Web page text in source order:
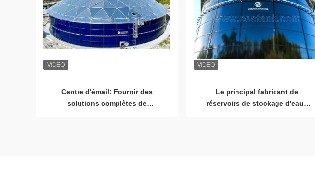
Centre d'émail: Fournir des
solutions complètes de
Le principal fabricant de
réservoirs de stockage d'eaux